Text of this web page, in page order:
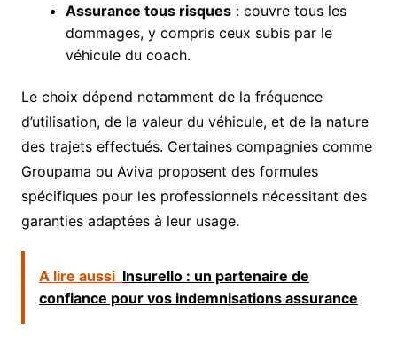
Assurance tous risques: couvre tous les
dommages, y compris ceux subis par le
véhicule du coach.
Le choix dépend notamment de la fréquence
d’utilisation, de la valeur du véhicule, et de la nature
des trajets effectués. Certaines compagnies comme
Groupama ou Aviva proposent des formules
spécifiques pour les professionnels nécessitant des
garanties adaptées à leur usage.
A lire aussi Insurello : un partenaire de
confiance pour vos indemnisations assurance